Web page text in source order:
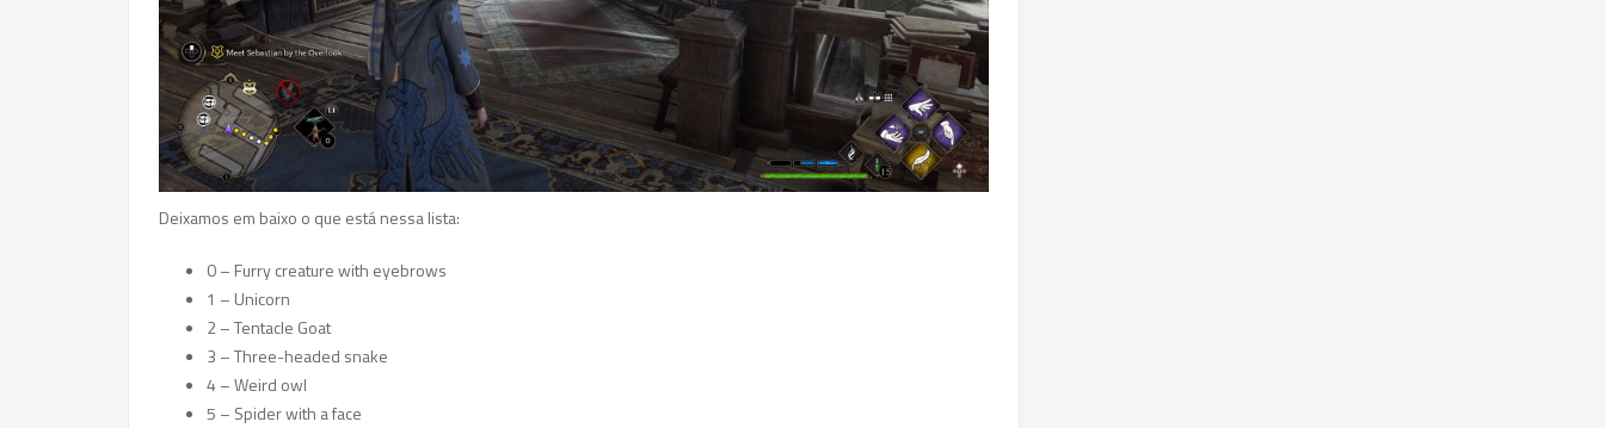
Deixamos em baixo o que está nessa lista:
0 – Furry creature with eyebrows
1 – Unicorn
2 – Tentacle Goat
3 – Three-headed snake
4 – Weird owl
5 – Spider with a face